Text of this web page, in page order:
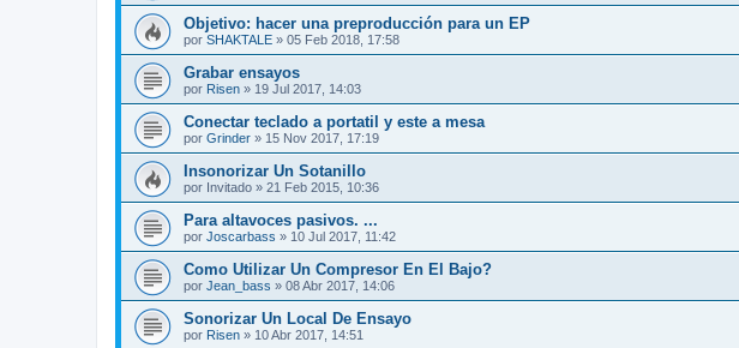
Objetivo: hacer una preproducción para un EP
por SHAKTALE » 05 Feb 2018, 17:58
Grabar ensayos
por Risen » 19 Jul 2017, 14:03
Conectar teclado a portatil y este a mesa
por Grinder » 15 Nov 2017, 17:19
Insonorizar Un Sotanillo
por Invitado » 21 Feb 2015, 10:36
Para altavoces pasivos. ...
por Joscarbass » 10 Jul 2017, 11:42
Como Utilizar Un Compresor En El Bajo?
por Jean_bass » 08 Abr 2017, 14:06
Sonorizar Un Local De Ensayo
por Risen » 10 Abr 2017, 14:51